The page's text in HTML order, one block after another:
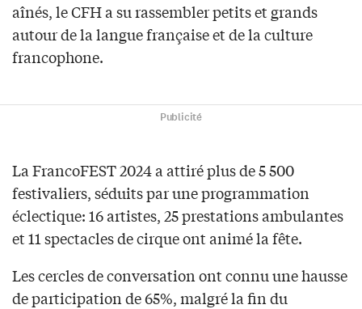
aînés, le CFH a su rassembler petits et grands
autour de la langue française et de la culture
francophone.
Publicité
​La FrancoFEST 2024 a attiré plus de 5 500
festivaliers, séduits par une programmation
éclectique: 16 artistes, 25 prestations ambulantes
et 11 spectacles de cirque ont animé la fête.
Les cercles de conversation ont connu une hausse
de participation de 65%, malgré la fin du